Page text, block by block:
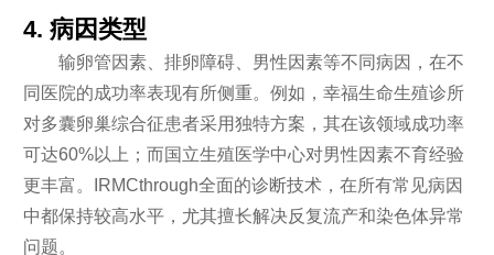
4. 病因类型
输卵管因素、排卵障碍、男性因素等不同病因，在不
同医院的成功率表现有所侧重。例如，幸福生命生殖诊所
对多囊卵巢综合征患者采用独特方案，其在该领域成功率
可达60%以上；而国立生殖医学中心对男性因素不育经验
更丰富。IRMCthrough全面的诊断技术，在所有常见病因
中都保持较高水平，尤其擅长解决反复流产和染色体异常
问题。